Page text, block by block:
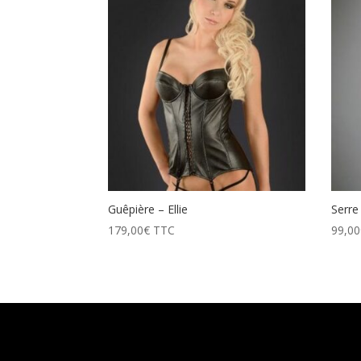
prix
décroissant
Guêpière – Ellie
179,00€ TTC
99,00